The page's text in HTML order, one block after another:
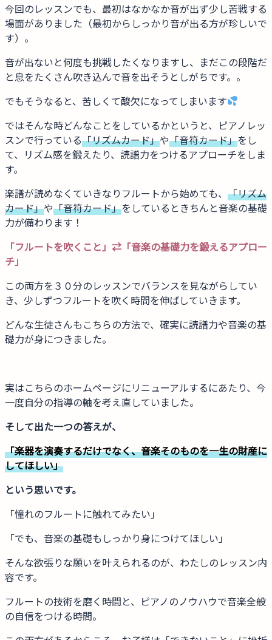
今回のレッスンでも、最初はなかなか音が出ず少し苦戦する
場面がありました（最初からしっかり音が出る方が珍しいで
す）。
音が出ないと何度も挑戦したくなりますし、まだこの段階だ
と息をたくさん吹き込んで音を出そうとしがちです。。
でもそうなると、苦しくて酸欠になってしまいます
ではそんな時どんなことをしているかというと、ピアノレッ
スンで行っている「リズムカード」や「音符カード」をし
て、リズム感を鍛えたり、読譜力をつけるアプローチをしま
す。
楽譜が読めなくていきなりフルートから始めても、 「リズム
カード」や「音符カード」をしているときちんと音楽の基礎
力が備わります！
「フルートを吹くこと」⇄「音楽の基礎力を鍛えるアプロー
チ」
この両方を３０分のレッスンでバランスを見ながらしてい
き、少しずつフルートを吹く時間を伸ばしていきます。
どんな生徒さんもこちらの方法で、確実に読譜力や音楽の基
礎力が身につきました。
実はこちらのホームページにリニューアルするにあたり、今
一度自分の指導の軸を考え直していました。
そして出た一つの答えが、
「楽器を演奏するだけでなく、音楽そのものを一生の財産に
してほしい」
という思いです。
「憧れのフルートに触れてみたい」
「でも、音楽の基礎もしっかり身につけてほしい」
そんな欲張りな願いを叶えられるのが、わたしのレッスン内
容です。
フルートの技術を磨く時間と、ピアノのノウハウで音楽全般
の自信をつける時間。